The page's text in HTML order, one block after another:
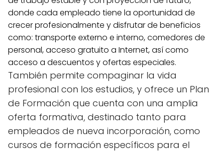
donde cada empleado tiene la oportunidad de
crecer profesionalmente y disfrutar de beneficios
como: transporte externo e interno, comedores de
personal, acceso gratuito a Internet, así como
acceso a descuentos y ofertas especiales.
También permite compaginar la vida
profesional con los estudios, y ofrece un Plan
de Formación que cuenta con una amplia
oferta formativa, destinado tanto para
empleados de nueva incorporación, como
cursos de formación específicos para el